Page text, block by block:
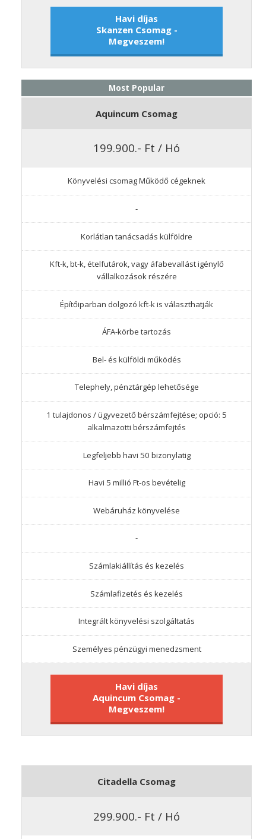
Havi díjas
Skanzen Csomag -
Megveszem!
Most Popular
Aquincum Csomag
199.900.- Ft / Hó
Könyvelési csomag Működő cégeknek
-
Korlátlan tanácsadás külföldre
Kft-k, bt-k, ételfutárok, vagy áfabevallást igénylő
vállalkozások részére
Építőiparban dolgozó kft-k is választhatják
ÁFA-körbe tartozás
Bel- és külföldi működés
Telephely, pénztárgép lehetősége
1 tulajdonos / ügyvezető bérszámfejtése; opció: 5
alkalmazotti bérszámfejtés
Legfeljebb havi 50 bizonylatig
Havi 5 millió Ft-os bevételig
Webáruház könyvelése
-
Számlakiállítás és kezelés
Számlafizetés és kezelés
Integrált könyvelési szolgáltatás
Személyes pénzügyi menedzsment
Havi díjas
Aquincum Csomag -
Megveszem!
Citadella Csomag
299.900.- Ft / Hó